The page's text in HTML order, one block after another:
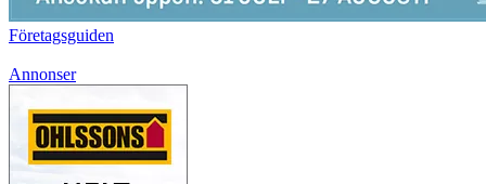
Företagsguiden
Annonser